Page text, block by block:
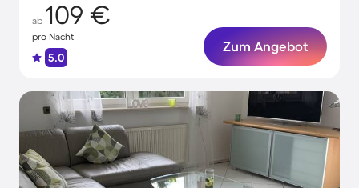
ab 109 €
pro Nacht
5.0
Zum Angebot